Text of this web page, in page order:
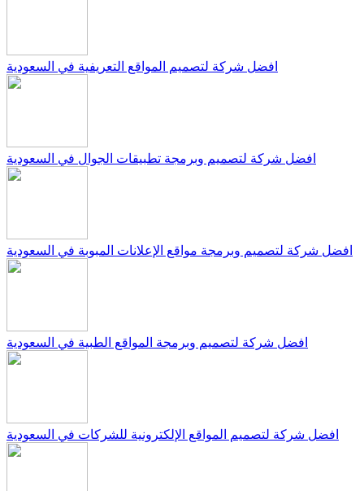
افضل شركة لتصميم المواقع التعريفية في السعودية
افضل شركة لتصميم وبرمجة تطبيقات الجوال في السعودية
افضل شركة لتصميم وبرمجة مواقع الإعلانات المبوبة في السعودية
افضل شركة لتصميم وبرمجة المواقع الطبية في السعودية
افضل شركة لتصميم المواقع الإلكترونية للشركات في السعودية